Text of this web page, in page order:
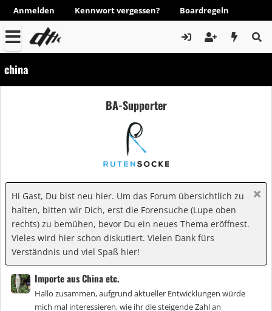
Anmelden Kennwort vergessen? Boardregeln
china
BA-Supporter
Hi Gast, Du bist neu hier. Um das Forum übersichtlich zu
halten, bitten wir Dich, erst die Forensuche (Lupe oben
rechts) zu bemühen, bevor Du ein neues Thema eröffnest.
Vieles wird hier schon diskutiert. Vielen Dank fürs
Verständnis und viel Spaß hier!
Importe aus China etc.
Hallo zusammen, aufgrund aktueller Entwicklungen würde
mich mal interessieren, wie ihr die steigende Zahl an